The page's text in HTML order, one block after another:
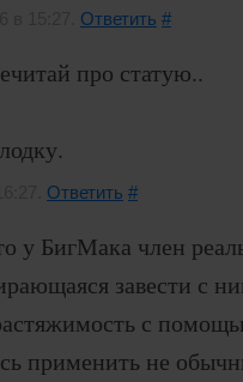
Ответить #
про статую..
Ответить #
у БигМака член
завести с
с
применить не